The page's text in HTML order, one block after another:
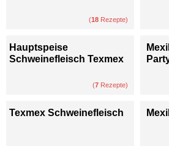
(18 Rezepte)
Hauptspeise
Schweinefleisch Texmex
(7 Rezepte)
Texmex Schweinefleisch